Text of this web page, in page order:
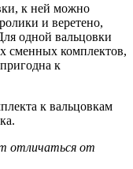
к ней можно
и веретено,
одной вальцовки
сменных комплектов,
к
к вальцовкам
отличаться от